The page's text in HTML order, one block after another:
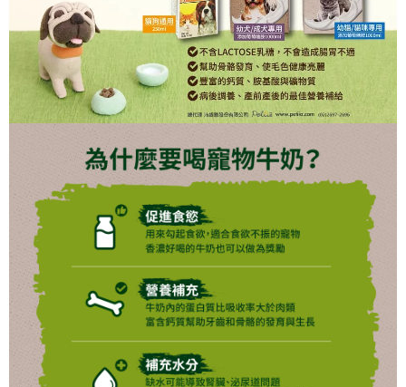
貨到付款
每筆NT$100，滿NT$2,000(含以上)免運費